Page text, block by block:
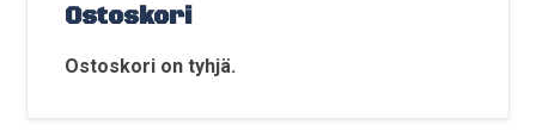
Ostoskori
Ostoskori on tyhjä.